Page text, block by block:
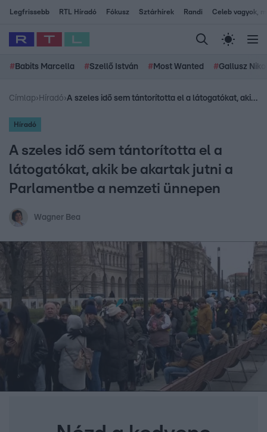
Legfrissebb RTL Híradó Fókusz Sztárhírek Randi Celeb vagyok,
# Babits Marcella #Szellő István # Most Wanted #Gallusz
Címlap› Híradó› A szeles idő sem tántorította el a látogatókat, akik be akartak jutni a Parlamentbe a nemzeti ünnepen
Híradó
A szeles idő sem tántorította el a
látogatókat, akik be akartak jutni a
Parlamentbe a nemzeti ünnepen
Wagner Bea